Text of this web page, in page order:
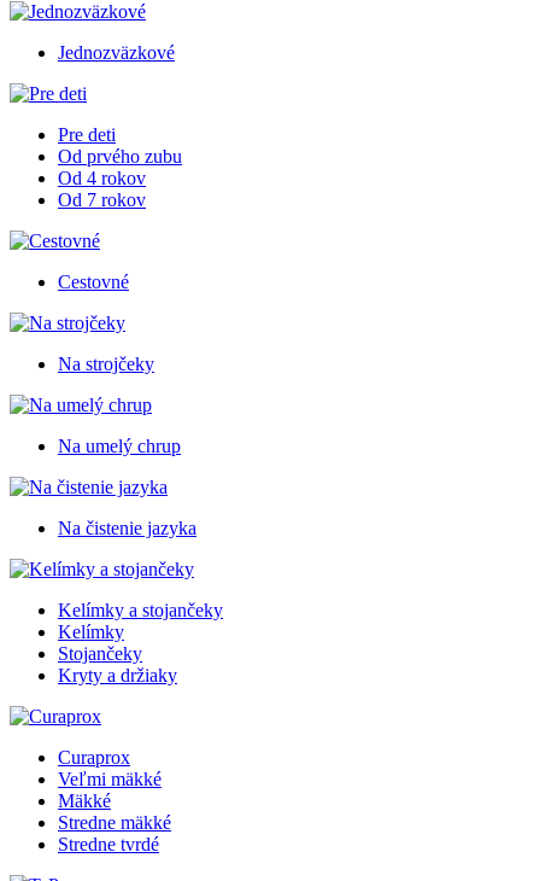
Jednozväzkové
Pre deti
Od prvého zubu
Od 4 rokov
Od 7 rokov
Cestovné
Na strojčeky
Na umelý chrup
Na čistenie jazyka
Kelímky a stojančeky
Kelímky
Stojančeky
Kryty a držiaky
Curaprox
Veľmi mäkké
Mäkké
Stredne mäkké
Stredne tvrdé